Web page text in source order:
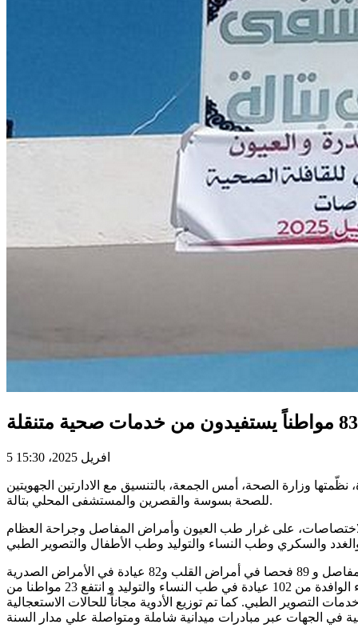
5 افريل 2025، 15:30
نظّمتها وزارة الصحة، أمس الجمعة، بالتنسيق مع الادارتين الجهويتين
للصحة بسوسة والقصرين والمستشفى المحلي بتالة.
على غرار طب العيون وأمراض المفاصل وجراحة العظام
وقامت الاطارات الطبية المختصة في أمرض الغدد والسكري 68 عيادة ، فيما أجرى المختصون في طب الأطفال 59 عيادة. واستفادت النساء الوافدة من 102 عيادة في طب النساء والتوليد و انتفع 23 مواطنا من